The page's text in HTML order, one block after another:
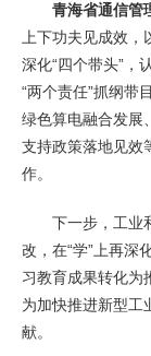
青海省通信管
上下功夫见成效
深化“四个带头”，
“两个责任”抓纲带
绿色算电融合发展
支持政策落地见效
作。
下一步，工业
改，在“学”上再深
习教育成果转化为
为加快推进新型工
献。